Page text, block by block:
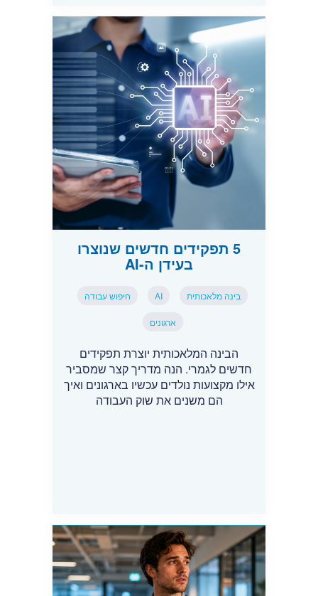
5 תפקידים חדשים שנוצרו
בעידן ה-AI
בינה מלאכותית AI חיפוש עבודה
ארגונים
הבינה המלאכותית יוצרת תפקידים
חדשים לגמרי. הנה מדריך קצר שמסביר
אילו מקצועות נולדים עכשיו בארגונים ואיך
הם משנים את שוק העבודה